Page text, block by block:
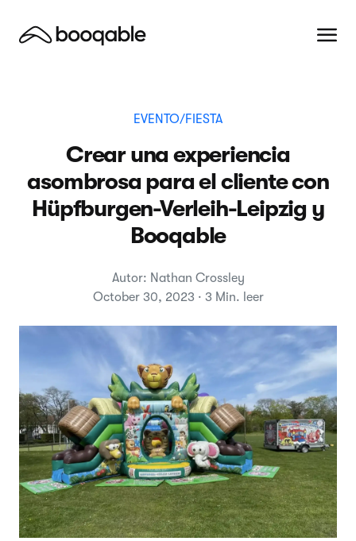
EVENTO/FIESTA
Crear una experiencia
asombrosa para el cliente con
Hüpfburgen-Verleih-Leipzig y
Booqable
Autor: Nathan Crossley
October 30, 2023 · 3 Min. leer